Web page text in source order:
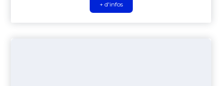
+ d'infos